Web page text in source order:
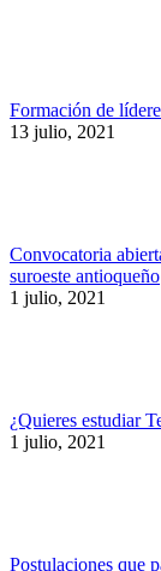
Formación de
13 julio, 2021
Convocatoria
suroeste antioqueño
1 julio, 2021
¿Quieres estudiar
1 julio, 2021
Postulaciones que